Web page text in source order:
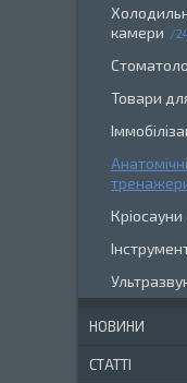
камери
Товари
Кріосауни
НОВИНИ
СТАТТІ